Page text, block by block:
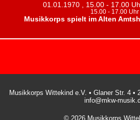
01.01.1970 , 15.00 - 17.00
15.00 - 17.00 Uhr
Musikkorps spielt im Alten
Musikkorps Wittekind e.V. • Glaner Str. 4 •
info@mkw-
© 2026 Musikkorps